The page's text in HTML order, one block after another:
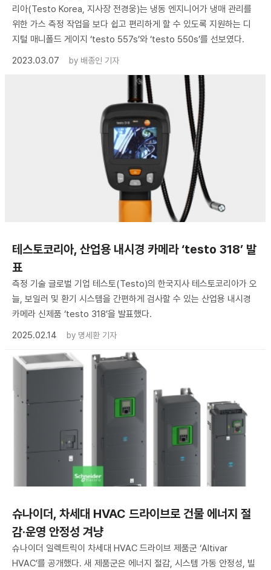
리아(Testo Korea, 지사장 전경웅)는 냉동 엔지니어가 냉매 관리를
위한 가스 측정 작업을 보다 쉽고 편리하게 할 수 있도록 지원하는 디
지털 매니폴드 게이지 ‘testo 557s’와 ‘testo 550s’를 선보였다.
2023.03.07
by 배종인 기자
테스토코리아, 산업용 내시경 카메라 ‘testo 318’ 발
표
측정 기술 글로벌 기업 테스토(Testo)의 한국지사 테스토코리아가 오
늘, 보일러 및 환기 시스템을 간편하게 검사할 수 있는 산업용 내시경
카메라 신제품 ‘testo 318’을 발표했다.
2025.02.14
by 명세환 기자
슈나이더, 차세대 HVAC 드라이브로 건물 에너지 절
감·운영 안정성 겨냥
슈나이더 일렉트릭이 차세대 HVAC 드라이브 제품군 ‘Altivar
HVAC’를 공개했다. 새 제품군은 에너지 절감, 시스템 가동 안정성, 빌